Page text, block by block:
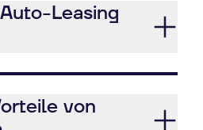
Leasing
von